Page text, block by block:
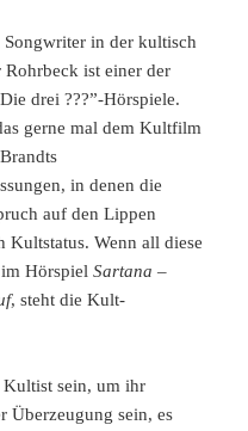
in der kultisch
ist einer der
drei ???”-Hörspiele.
gerne mal dem Kultfilm
in denen die
auf den Lippen
Kultstatus. Wenn all diese
im HörspielSartana –
, steht die Kult-
Kultist sein, um ihr
Überzeugung sein, es